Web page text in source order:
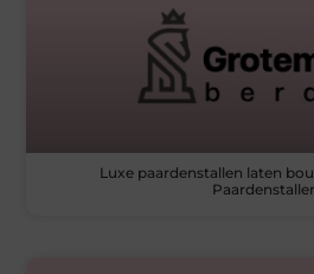
Luxe paardenstallen laten